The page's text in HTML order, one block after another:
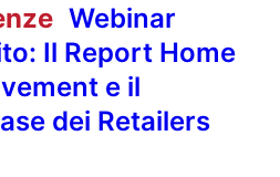
Webinar
Il Report Home
e il
dei Retailers